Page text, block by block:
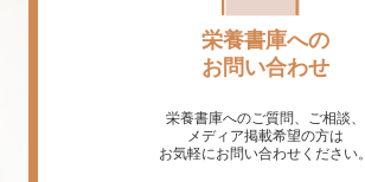
栄養書庫への
お問い合わせ
栄養書庫へのご質問、ご相談、
メディア掲載希望の方は
お気軽にお問い合わせください。